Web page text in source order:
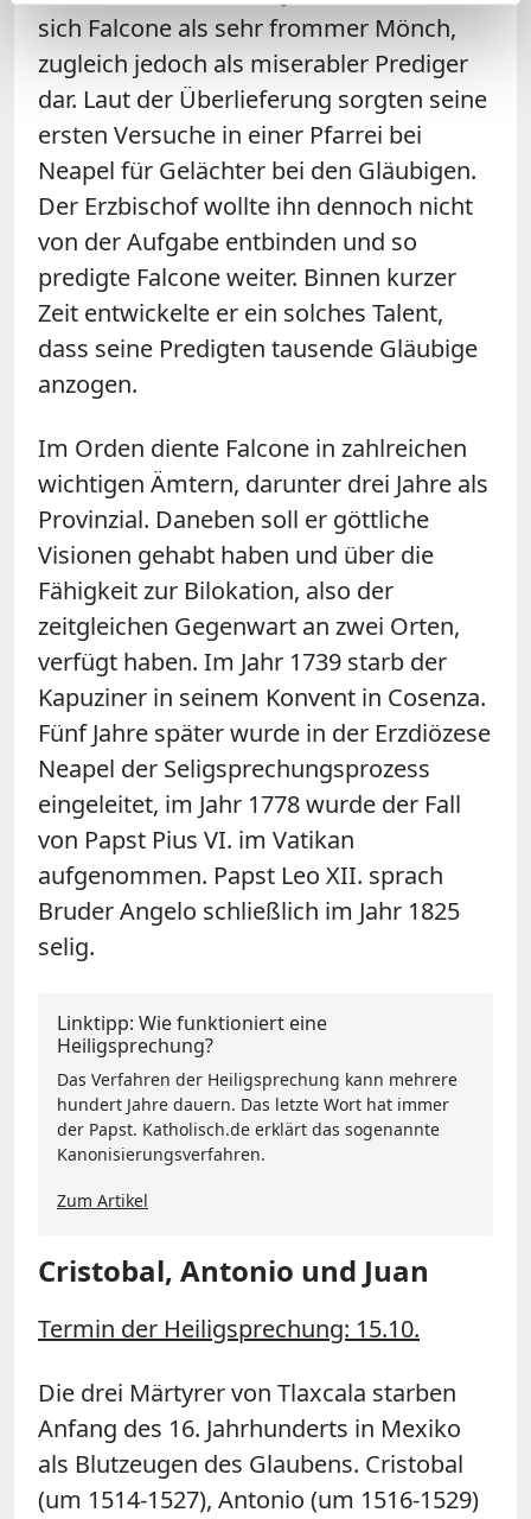
sich Falcone als sehr frommer Mönch,
zugleich jedoch als miserabler Prediger
dar. Laut der Überlieferung sorgten seine
ersten Versuche in einer Pfarrei bei
Neapel für Gelächter bei den Gläubigen.
Der Erzbischof wollte ihn dennoch nicht
von der Aufgabe entbinden und so
predigte Falcone weiter. Binnen kurzer
Zeit entwickelte er ein solches Talent,
dass seine Predigten tausende Gläubige
anzogen.
Im Orden diente Falcone in zahlreichen
wichtigen Ämtern, darunter drei Jahre als
Provinzial. Daneben soll er göttliche
Visionen gehabt haben und über die
Fähigkeit zur Bilokation, also der
zeitgleichen Gegenwart an zwei Orten,
verfügt haben. Im Jahr 1739 starb der
Kapuziner in seinem Konvent in Cosenza.
Fünf Jahre später wurde in der Erzdiözese
Neapel der Seligsprechungsprozess
eingeleitet, im Jahr 1778 wurde der Fall
von Papst Pius VI. im Vatikan
aufgenommen. Papst Leo XII. sprach
Bruder Angelo schließlich im Jahr 1825
selig.
Linktipp: Wie funktioniert eine
Heiligsprechung?
Das Verfahren der Heiligsprechung kann mehrere
hundert Jahre dauern. Das letzte Wort hat immer
der Papst. Katholisch.de erklärt das sogenannte
Kanonisierungsverfahren.
Zum Artikel
Cristobal, Antonio und Juan
Termin der Heiligsprechung: 15.10.
Die drei Märtyrer von Tlaxcala starben
Anfang des 16. Jahrhunderts in Mexiko
als Blutzeugen des Glaubens. Cristobal
(um 1514-1527), Antonio (um 1516-1529)